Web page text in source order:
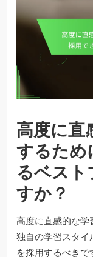
高度に直
するため
るベス
すか？
高度に直感的な
独自の学習スタイ
を採用するべきで